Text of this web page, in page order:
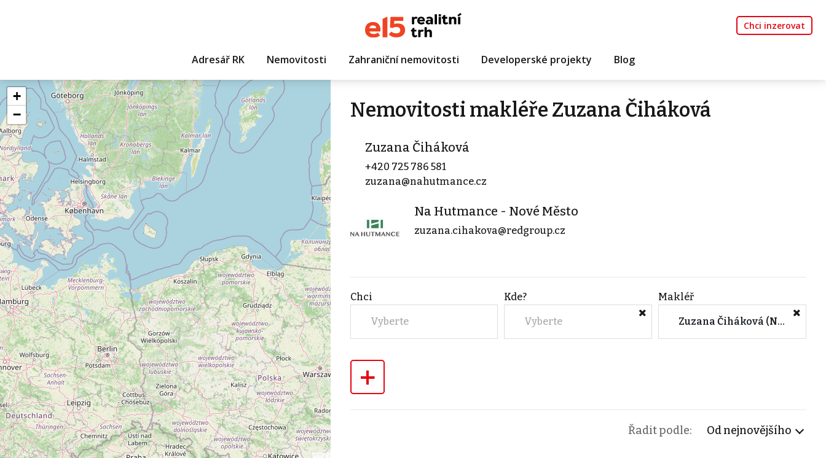
Chci inzerovat
Adresář RK Nemovitosti Zahraniční nemovitosti Developerské projekty Blog
+
−
Nemovitosti makléře Zuzana Čiháková
Zuzana Čiháková
+420 725 786 581
zuzana@nahutmance.cz
Na Hutmance - Nové Město
zuzana.cihakova@redgroup.cz
Chci
Vyberte
Kde?
Vyberte
Makléř
Zuzana Čiháková (Na Hutmance - Nové Město)
+
Řadit podle: Od nejnovějšího